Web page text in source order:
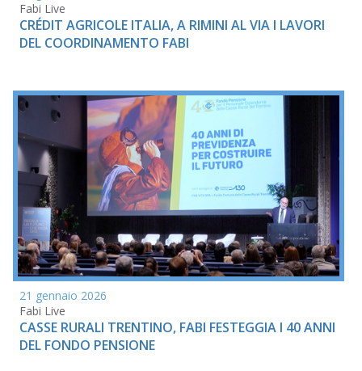
Fabi Live
CRÉDIT AGRICOLE ITALIA, A RIMINI AL VIA I LAVORI
DEL COORDINAMENTO FABI
21 gennaio 2026
Fabi Live
CASSE RURALI TRENTINO, FABI FESTEGGIA I 40 ANNI
DEL FONDO PENSIONE